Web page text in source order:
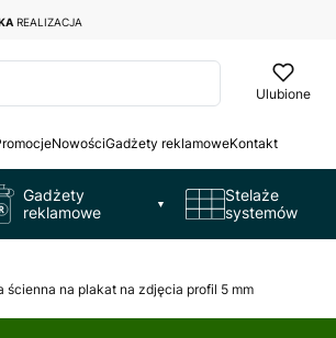
REALIZACJA
Ulubione
NowościGadżety reklamoweKontakt
Gadżety
reklamowe
▼
Stelaże
systemów
na plakat na zdjęcia profil 5 mm